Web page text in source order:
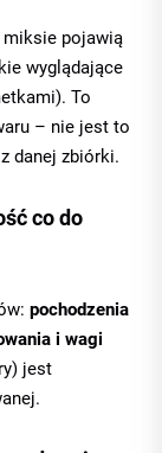
miksie pojawią
wyglądające
To
– nie jest to
danej zbiórki.
co do
pochodzenia
i wagi
jest